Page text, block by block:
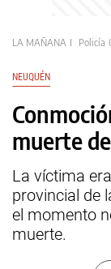
LA MAÑANA Policía
NEUQUÉN
muerte
La víctima
provincial de
el momento
muerte.